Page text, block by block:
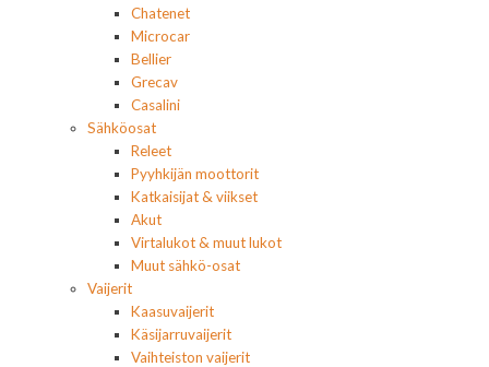
Chatenet
Microcar
Bellier
Grecav
Casalini
Sähköosat
Releet
Pyyhkijän moottorit
Katkaisijat & viikset
Akut
Virtalukot & muut lukot
Muut sähkö-osat
Vaijerit
Kaasuvaijerit
Käsijarruvaijerit
Vaihteiston vaijerit